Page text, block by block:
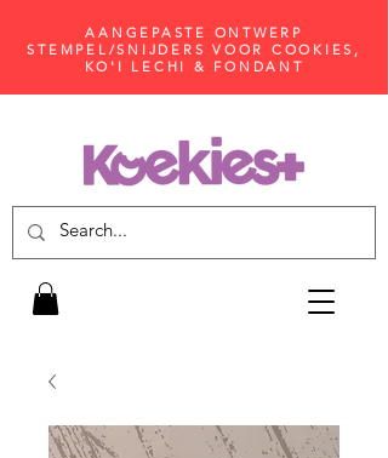
AANGEPASTE ONTWERP
STEMPEL/SNIJDERS VOOR COOKIES,
KO'I LECHI & FONDANT